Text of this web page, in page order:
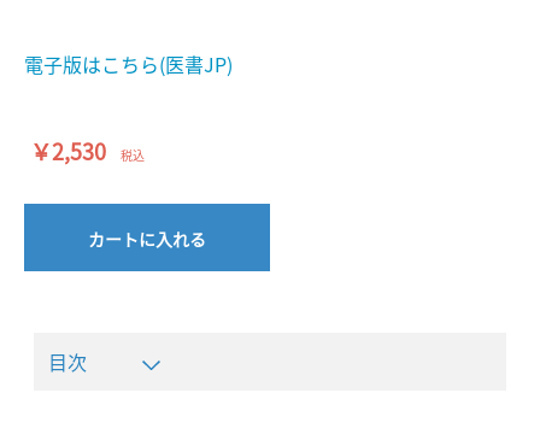
電子版はこちら(医書JP)
￥2,530 税込
カートに入れる
目次